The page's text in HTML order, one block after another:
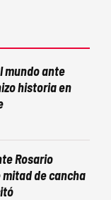
mundo ante
historia en
Rosario
de cancha